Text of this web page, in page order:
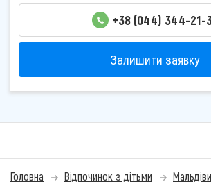
+38 (044) 344-21-
Залишити заявку
Головна Відпочинок з дітьми Мальдіви